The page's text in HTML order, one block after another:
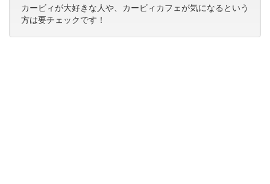
カービィが大好きな人や、カービィカフェが気になるという
方は要チェックです！